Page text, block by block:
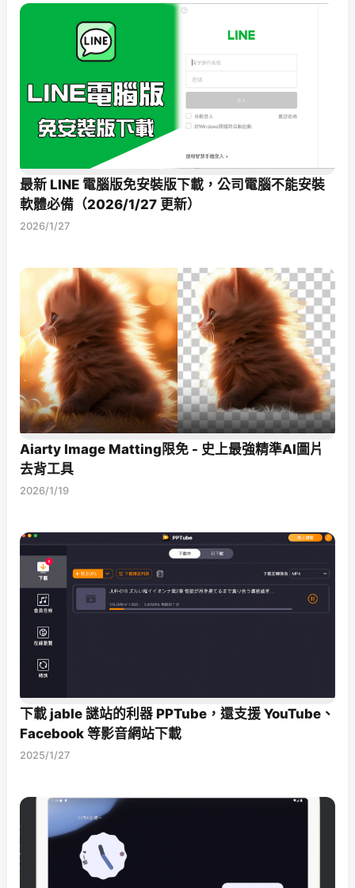
最新 LINE 電腦版免安裝版下載，公司電腦不能安裝
軟體必備（2026/1/27 更新）
2026/1/27
Aiarty Image Matting限免 - 史上最強精準AI圖片
去背工具
2026/1/19
下載 jable 謎站的利器 PPTube，還支援 YouTube、
Facebook 等影音網站下載
2025/1/27